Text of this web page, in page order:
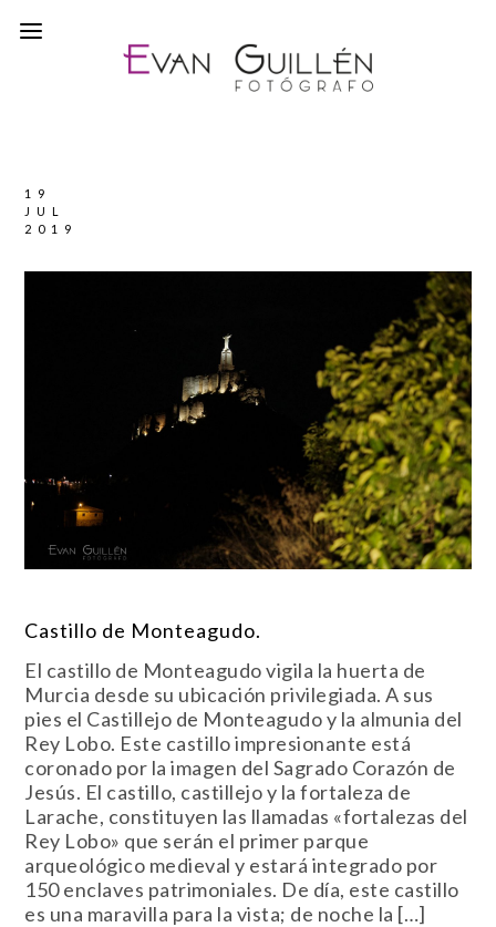
19
JUL
2019
Castillo de Monteagudo.
El castillo de Monteagudo vigila la huerta de
Murcia desde su ubicación privilegiada. A sus
pies el Castillejo de Monteagudo y la almunia del
Rey Lobo. Este castillo impresionante está
coronado por la imagen del Sagrado Corazón de
Jesús. El castillo, castillejo y la fortaleza de
Larache, constituyen las llamadas «fortalezas del
Rey Lobo» que serán el primer parque
arqueológico medieval y estará integrado por
150 enclaves patrimoniales. De día, este castillo
es una maravilla para la vista; de noche la […]